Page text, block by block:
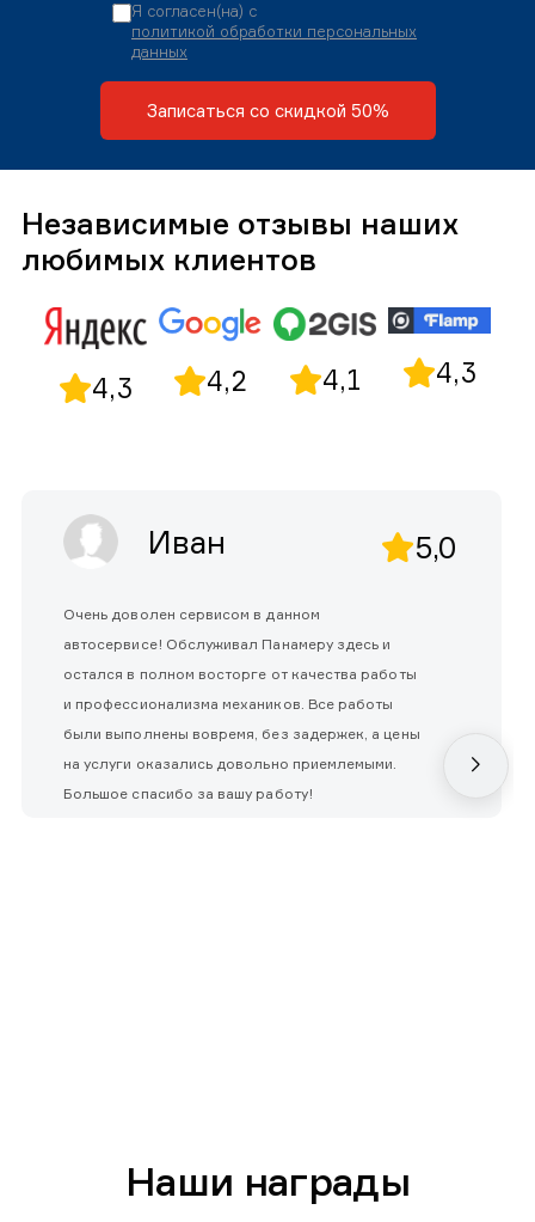
Я согласен(на) с
политикой обработки персональных
данных
Записаться со скидкой 50%
Независимые отзывы наших
любимых клиентов
4,3 4,2 4,1 4,3
Иван 5,0
Очень доволен сервисом в данном
автосервисе! Обслуживал Панамеру здесь и
остался в полном восторге от качества работы
и профессионализма механиков. Все работы
были выполнены вовремя, без задержек, а цены
на услуги оказались довольно приемлемыми.
Большое спасибо за вашу работу!
Наши награды